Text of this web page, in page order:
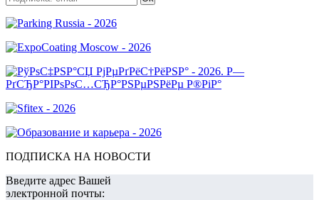
ПОДПИСКА НА НОВОСТИ
Введите адрес Вашей
электронной почты: